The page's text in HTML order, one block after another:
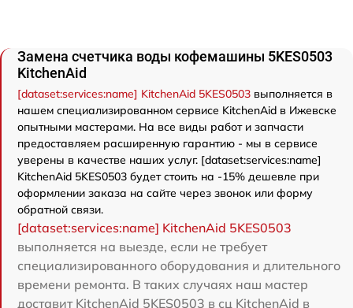
Замена счетчика воды кофемашины 5KES0503
KitchenAid
[dataset:services:name] KitchenAid 5KES0503 выполняется в
нашем специализированном сервисе KitchenAid в Ижевске
опытными мастерами. На все виды работ и запчасти
предоставляем расширенную гарантию - мы в сервисе
уверены в качестве наших услуг. [dataset:services:name]
KitchenAid 5KES0503 будет стоить на -15% дешевле при
оформлении заказа на сайте через звонок или форму
обратной связи.
[dataset:services:name] KitchenAid 5KES0503
выполняется на выезде, если не требует
специализированного оборудования и длительного
времени ремонта. В таких случаях наш мастер
доставит KitchenAid 5KES0503 в сц KitchenAid в